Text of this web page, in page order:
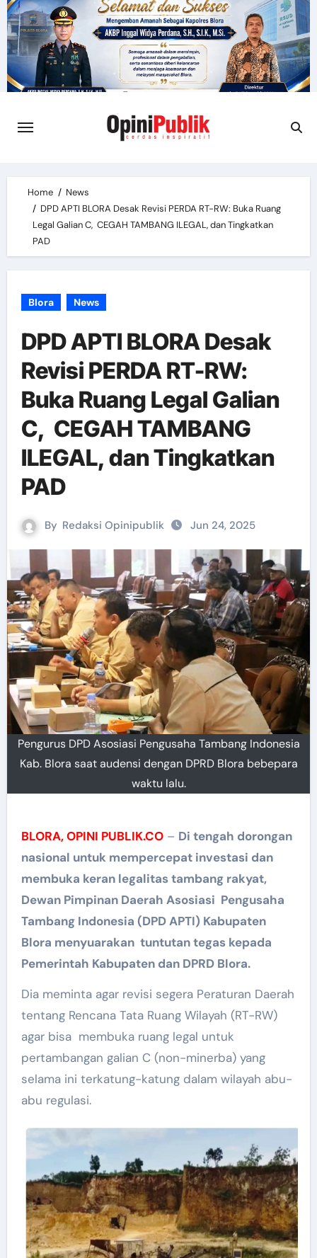
Skip
to
content
Home
News
DPD APTI BLORA Desak Revisi PERDA RT-RW: Buka Ruang
Legal Galian C, CEGAH TAMBANG ILEGAL, dan Tingkatkan
PAD
Blora News
DPD APTI BLORA Desak
Revisi PERDA RT-RW:
Buka Ruang Legal Galian
C, CEGAH TAMBANG
ILEGAL, dan Tingkatkan
PAD
By Redaksi Opinipublik Jun 24, 2025
Pengurus DPD Asosiasi Pengusaha Tambang Indonesia
Kab. Blora saat audensi dengan DPRD Blora bebepara
waktu lalu.
BLORA, OPINI PUBLIK.CO– Di tengah dorongan
nasional untuk mempercepat investasi dan
membuka keran legalitas tambang rakyat,
Dewan Pimpinan Daerah Asosiasi Pengusaha
Tambang Indonesia (DPD APTI) Kabupaten
Blora menyuarakan tuntutan tegas kepada
Pemerintah Kabupaten dan DPRD Blora.
Dia meminta agar revisi segera Peraturan Daerah
tentang Rencana Tata Ruang Wilayah (RT-RW)
agar bisa membuka ruang legal untuk
pertambangan galian C (non-minerba) yang
selama ini terkatung-katung dalam wilayah abu-
abu regulasi.